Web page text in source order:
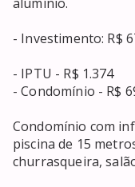
- Investimento: R$
- IPTU - R$ 1.374
- Condomínio - R$
Condomínio com
piscina de 15
churrasqueira,